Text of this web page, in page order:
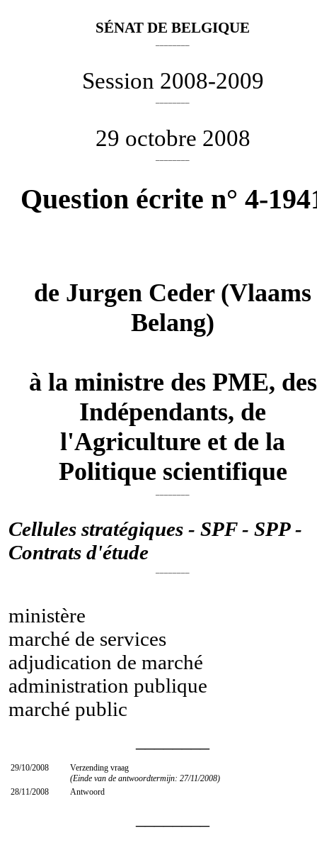
SÉNAT DE BELGIQUE
Session 2008-2009
29 octobre 2008
Question écrite n° 4-
de Jurgen Ceder(Vlaams
Belang)
à la ministre des PME, des
Indépendants, de
l'Agriculture et de la
Politique scientifique
Cellules stratégiques - SPF - SPP -
Contrats d'étude
ministère
marché de services
adjudication de marché
administration publique
marché public
29/10/2008
Verzending vraag
(Einde van de antwoordtermijn: 27/11/2008)
28/11/2008
Antwoord